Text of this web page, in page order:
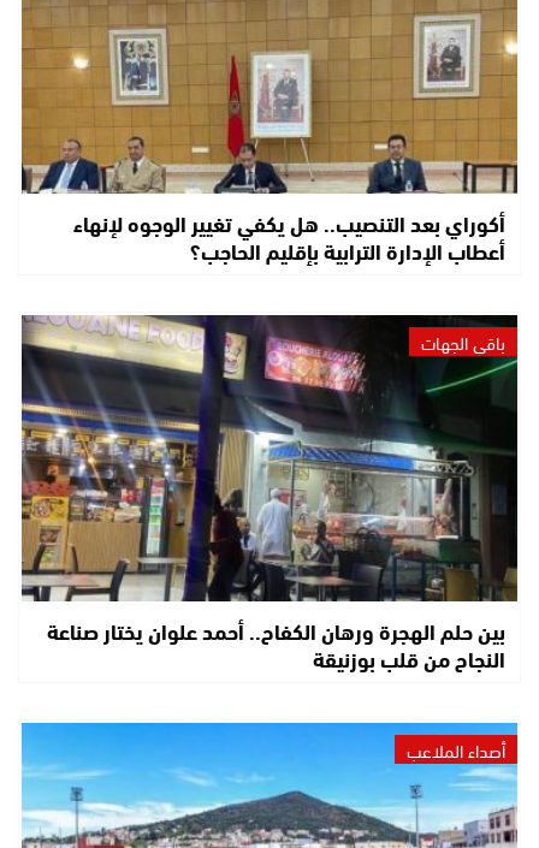
أكوراي بعد التنصيب.. هل يكفي تغيير الوجوه لإنهاء
أعطاب الإدارة الترابية بإقليم الحاجب؟
باقي الجهات
بين حلم الهجرة ورهان الكفاح.. أحمد علوان يختار صناعة
النجاح من قلب بوزنيقة
أصداء الملاعب